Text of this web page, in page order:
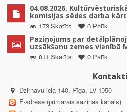
04.08.2026.
komisijas sēdes darba
173 Skatīts
0 Patīk
Paziņojums par
uzsākšanu zemes vienībā
811 Skatīts
0 Patīk
Kontakti
Dzirnavu iela 140, Rīga, LV-1050
E-adrese (primārais saziņas kanāls)